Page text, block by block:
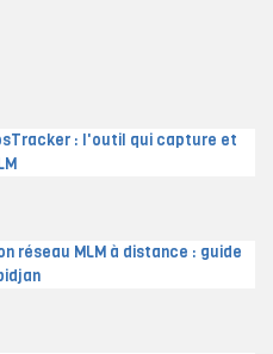
: l'outil qui capture et
réseau MLM à distance : guide